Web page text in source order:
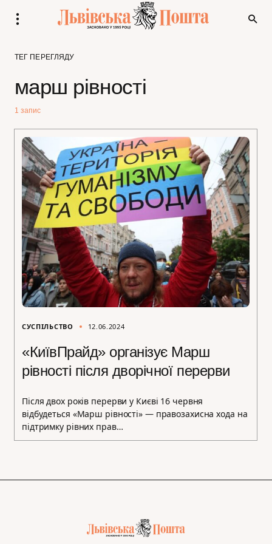
ТЕГ ПЕРЕГЛЯДУ
марш рівності
1 запис
СУСПІЛЬСТВО 12.06.2024
«КиївПрайд» організує Марш
рівності після дворічної перерви
Після двох років перерви у Києві 16 червня
відбудеться «Марш рівності» — правозахисна хода на
підтримку рівних прав…